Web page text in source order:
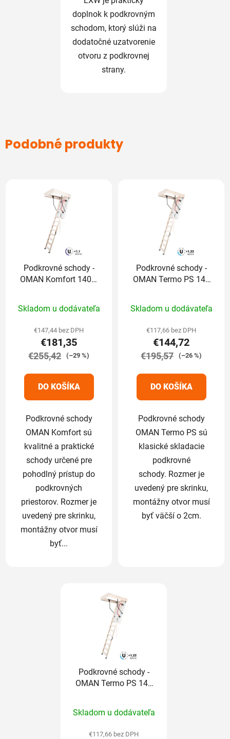
doplnok k podkrovným
schodom, ktorý slúži na
dodatočné uzatvorenie
otvoru z podkrovnej
strany.
Podobné produkty
Podkrovné schody -
OMAN Komfort 140 x
hodnotenie
produktu
je
5,0
5
hviezdičiek.
Skladom u dodávateľa
€147,44 bez DPH
€181,35
€255,42 (–29 %)
DO KOŠÍKA
Podkrovné schody
OMAN Komfort sú
kvalitné a praktické
schody určené pre
pohodlný prístup do
podkrovných
priestorov. Rozmer je
uvedený pre skrinku,
montážny otvor musí
byť...
Podkrovné schody -
OMAN Termo PS 140
hodnotenie
produktu
je
5,0
5
hviezdičiek.
Skladom u dodávateľa
€117,66 bez DPH
€144,72
€195,57 (–26 %)
DO KOŠÍKA
Podkrovné schody
OMAN Termo PS sú
klasické skladacie
podkrovné
schody. Rozmer je
uvedený pre skrinku,
montážny otvor musí
byť väčší o 2cm.
Podkrovné schody -
OMAN Termo PS 140
hodnotenie
produktu
Skladom u dodávateľa
€117,66 bez DPH